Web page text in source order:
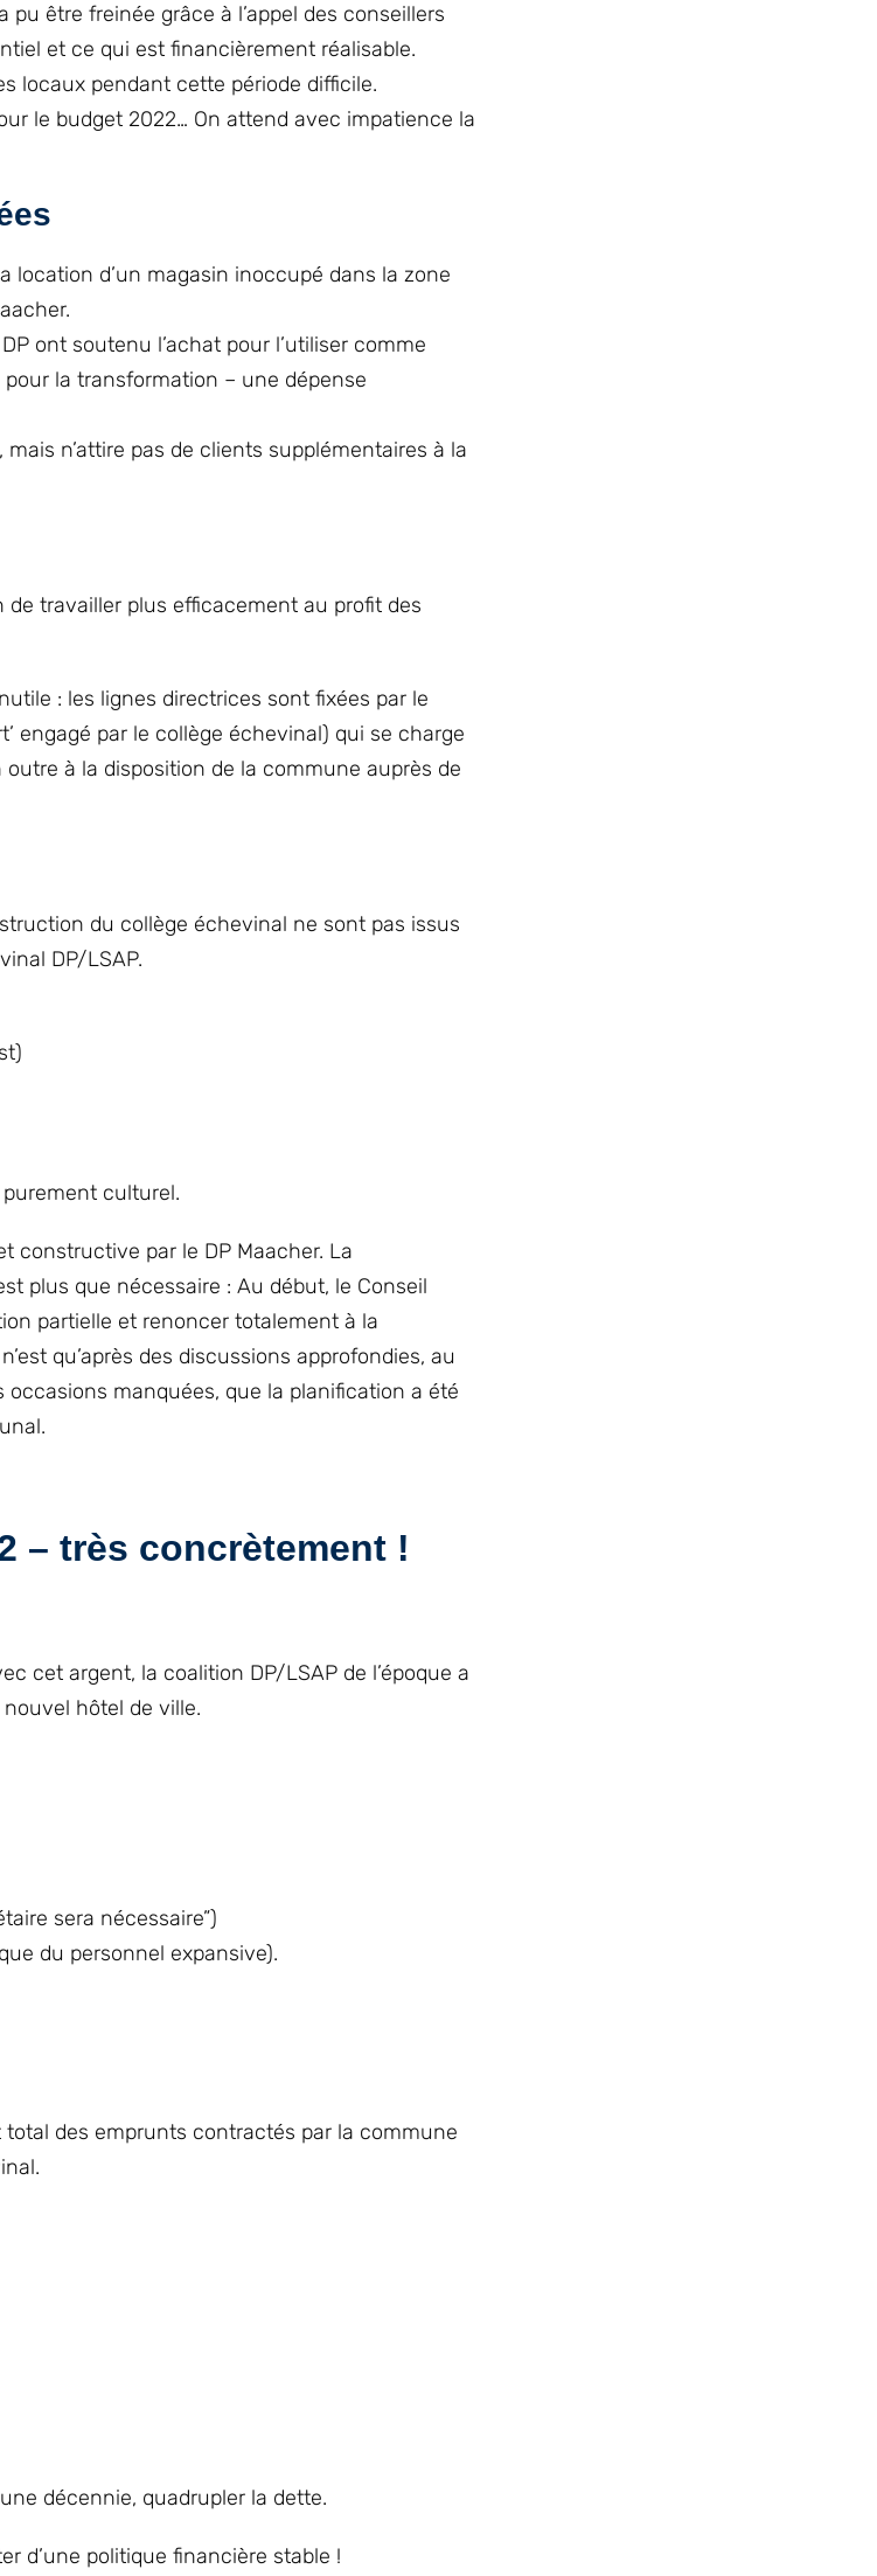
être freinée grâce à l’appel des conseillers
et ce qui est financièrement réalisable.
locaux pendant cette période difficile.
le budget 2022… On attend avec impatience la
location d’un magasin inoccupé dans la zone
ont soutenu l’achat pour l’utiliser comme
la transformation – une dépense
n’attire pas de clients supplémentaires à la
de travailler plus efficacement au profit des
: les lignes directrices sont fixées par le
engagé par le collège échevinal) qui se charge
à la disposition de la commune auprès de
du collège échevinal ne sont pas issus
DP/LSAP.
culturel.
constructive par le DP Maacher. La
plus que nécessaire : Au début, le Conseil
partielle et renoncer totalement à la
qu’après des discussions approfondies, au
manquées, que la planification a été
– très concrètement !
cet argent, la coalition DP/LSAP de l’époque a
hôtel de ville.
sera nécessaire”)
du personnel expansive).
des emprunts contractés par la commune
décennie, quadrupler la dette.
d’une politique financière stable !